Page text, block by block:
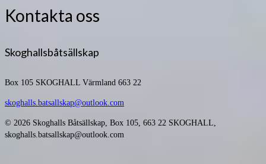
Kontakta oss
Skoghallsbåtsällskap
Box 105 SKOGHALL Värmland 663 22
skoghalls.batsallskap@outlook.com
© 2026 Skoghalls Båtsällskap, Box 105, 663 22 SKOGHALL,
skoghalls.batsallskap@outlook.com